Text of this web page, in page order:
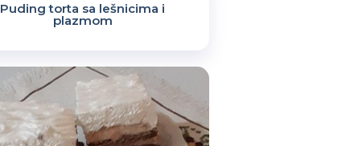
Puding torta sa lešnicima i
plazmom